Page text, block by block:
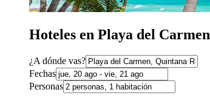
Hoteles en Playa del Carmen
¿A dónde vas?
Fechas
Personas